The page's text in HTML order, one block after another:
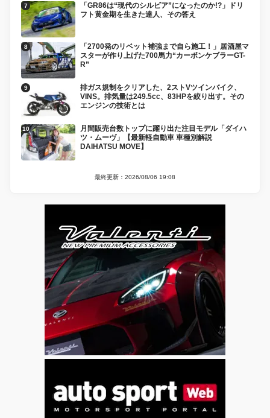
「GR86は“現代のシルビア”になったのか!?」ドリ
フト黄金期を生きた達人、その答え
「2700発のリベット補強まで自ら施工！」居酒屋マ
スターが作り上げた700馬力“カーボンケブラーGT-
R”
排ガス規制をクリアした、2ストVツインバイク、
VINS。排気量は249.5cc、83HPを絞り出す。その
エンジンの技術とは
月間販売台数トップに躍り出た注目モデル「ダイハ
ツ・ムーヴ」【最新軽自動車 車種別解説
DAIHATSU MOVE】
最終更新：2026/08/06 19:08